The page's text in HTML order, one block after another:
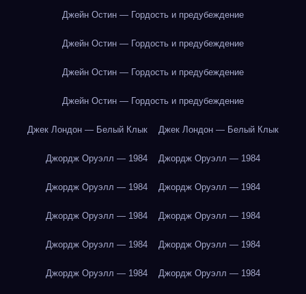
Джейн Остин — Гордость и предубеждение
Джейн Остин — Гордость и предубеждение
Джейн Остин — Гордость и предубеждение
Джейн Остин — Гордость и предубеждение
Джек Лондон — Белый Клык Джек Лондон — Белый Клык
Джордж Оруэлл — 1984 Джордж Оруэлл — 1984
Джордж Оруэлл — 1984 Джордж Оруэлл — 1984
Джордж Оруэлл — 1984 Джордж Оруэлл — 1984
Джордж Оруэлл — 1984 Джордж Оруэлл — 1984
Джордж Оруэлл — 1984 Джордж Оруэлл — 1984